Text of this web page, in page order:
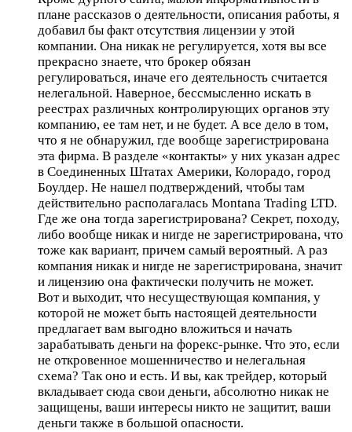
плане рассказов о деятельности, описания работы, я
добавил бы факт отсутствия лицензии у этой
компании. Она никак не регулируется, хотя вы все
прекрасно знаете, что брокер обязан
регулироваться, иначе его деятельность считается
нелегальной. Наверное, бессмысленно искать в
реестрах различных контролирующих органов эту
компанию, ее там нет, и не будет. А все дело в том,
что я не обнаружил, где вообще зарегистрирована
эта фирма. В разделе «контакты» у них указан адрес
в Соединенных Штатах Америки, Колорадо, город
Боулдер. Не нашел подтверждений, чтобы там
действительно располагалась Montana Trading LTD.
Где же она тогда зарегистрирована? Секрет, походу,
либо вообще никак и нигде не зарегистрирована, что
тоже как вариант, причем самый вероятный. А раз
компания никак и нигде не зарегистрирована, значит
и лицензию она фактически получить не может.
Вот и выходит, что несуществующая компания, у
которой не может быть настоящей деятельности
предлагает вам выгодно вложиться и начать
зарабатывать деньги на форекс-рынке. Что это, если
не откровенное мошенничество и нелегальная
схема? Так оно и есть. И вы, как трейдер, который
вкладывает сюда свои деньги, абсолютно никак не
защищены, ваши интересы никто не защитит, ваши
деньги также в большой опасности.